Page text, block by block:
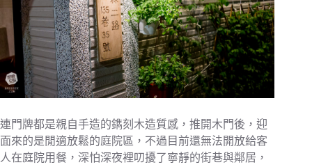
連門牌都是親自手造的鐫刻木造質感，推開木門後，迎
面來的是閒適放鬆的庭院區，不過目前還無法開放給客
人在庭院用餐，深怕深夜裡叨擾了寧靜的街巷與鄰居，